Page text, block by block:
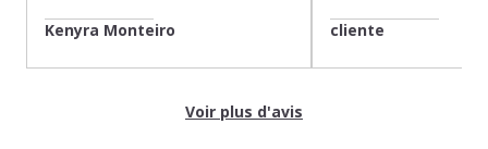
Kenyra Monteiro cliente
Voir plus d'avis